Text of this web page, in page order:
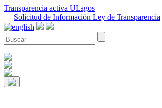
Transparencia activa ULagos
Solicitud de Información Ley de Transparencia